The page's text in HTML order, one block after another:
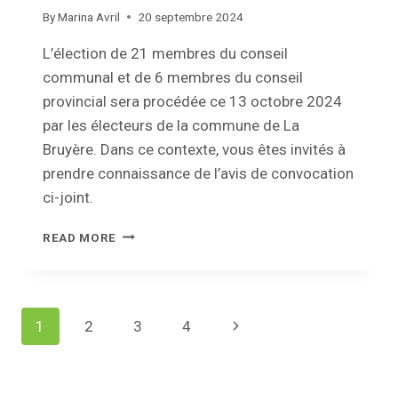
ByMarina Avril 20 septembre 2024
L’élection de 21 membres du conseil
communal et de 6 membres du conseil
provincial sera procédée ce 13 octobre 2024
par les électeurs de la commune de La
Bruyère. Dans ce contexte, vous êtes invités à
prendre connaissance de l’avis de convocation
ci-joint.
READ MORE ÉLECTIONS
AVIS
Page
1 2 3 4
Next